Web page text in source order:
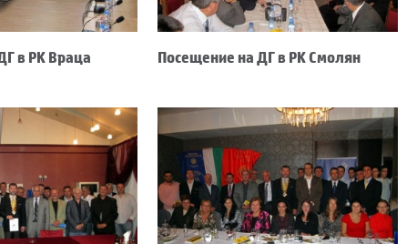
в РК Враца Посещение на ДГ в РК Смолян